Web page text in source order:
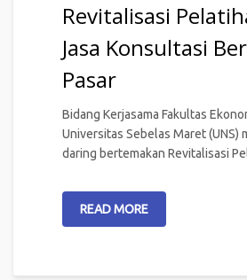
Revitalisasi
Jasa Konsultasi
Pasar
Bidang Kerjasama Fakultas
Universitas Sebelas Maret (UNS)
daring bertemakan Revitalisasi
READ MORE